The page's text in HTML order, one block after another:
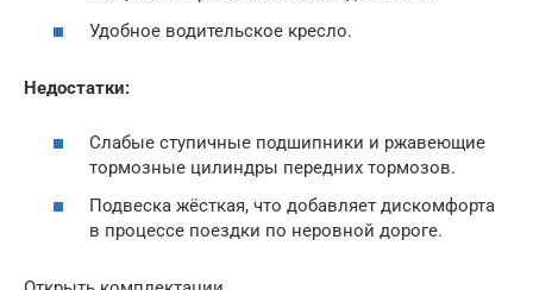
Удобное водительское кресло.
Недостатки:
Слабые ступичные подшипники и ржавеющие
тормозные цилиндры передних тормозов.
Подвеска жёсткая, что добавляет дискомфорта
в процессе поездки по неровной дороге.